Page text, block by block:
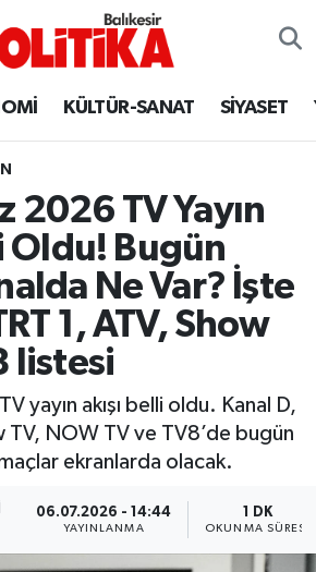
KÜLTÜR-SANAT SİYASET
2026 TV Yayın
Oldu! Bugün
Ne Var? İşte
1, ATV, Show
listesi
yayın akışı belli oldu. Kanal D,
TV, NOW TV ve TV8’de bugün
ekranlarda olacak.
06.07.2026 - 14:44
YAYINLANMA
1 DK
OKUNMA SÜRESI
Durumu
Vakitleri
Yoğunluk Haritası
Durumu ve Fikstür